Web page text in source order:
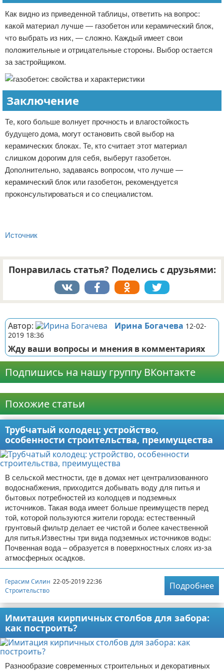
Как видно из приведенной таблицы, ответить на вопрос:
какой материал лучше — газобетон или керамический блок,
что выбрать из них, — сложно. Каждый имеет свои
положительные и отрицательные стороны. Выбор остается
за застройщиком.
Заключение
Те, кого больше волнует прочность и влагостойкость
будущего дома, могут остановить свой выбор на
керамических блоках. Те, кто считает этот материал
слишком дорогим для себя, выберут газобетон.
Дополнительно, задаваясь вопросом, что лучше —
керамический блок или газобетон, рекомендуется
проконсультироваться и со специалистом.
Источник
Понравилась статья? Поделись с друзьями:
Автор: Ирина Богачева 12-02-
2019 18:36
Жду ваши вопросы и мнения в комментариях
Подпишись на нашу группу ВКонтакте
Похожие статьи
Трубчатый колодец: устройство,
особенности строительства, преимущества
В сельской местности, где в домах нет централизованного
водоснабжения, приходится добывать воду для питья и
бытовых потребностей из колодцев и подземных
источников. Такая вода имеет больше преимуществ перед
той, которой пользуются жители города: естественный
грунтовый фильтр делает ее чистой и более качественной
для питья.Известны три вида подземных источников воды:
Почвенная вода – образуется в поверхностных слоях из-за
атмосферных осадков.
Герасим Силин 22-05-2019 22:36
Строительство
Подробнее
Имитация кирпичных столбов для забора:
как построить?
Разнообразие современных строительных и декоративных